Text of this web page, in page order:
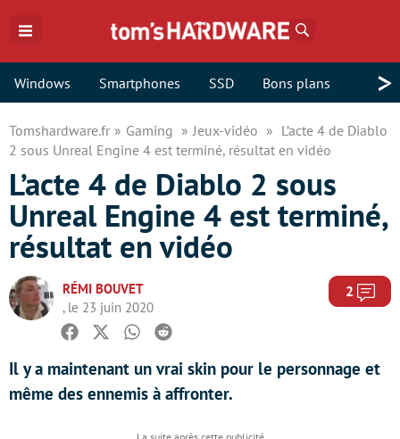
Windows Smartphones SSD Bons plans >
Tomshardware.fr Gaming Jeux-vidéo
L’acte 4 de Diablo
2 sous Unreal Engine 4 est terminé, résultat en vidéo
L’acte 4 de Diablo 2 sous
Unreal Engine 4 est terminé,
résultat en vidéo
RÉMI BOUVET
, le 23 juin 2020
2
Facebook
TwitterWhatsapp
Reddit
Il y a maintenant un vrai skin pour le personnage et
même des ennemis à affronter.